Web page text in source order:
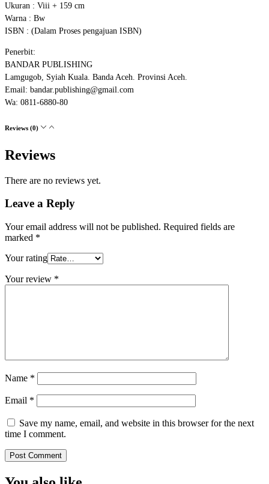
Ukuran : Viii + 159 cm
Warna : Bw
ISBN : (Dalam Proses pengajuan ISBN)
Penerbit:
BANDAR PUBLISHING
Lamgugob, Syiah Kuala. Banda Aceh. Provinsi Aceh.
Email: bandar.publishing@gmail.com
Wa: 0811-6880-80
Reviews (0)
Reviews
There are no reviews yet.
Leave a Reply
Your email address will not be published. Required fields are
marked *
Your rating
Your review *
Name *
Email *
Save my name, email, and website in this browser for the next
time I comment.